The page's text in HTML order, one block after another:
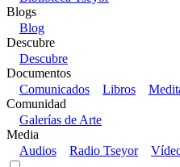
Blogs
Blog
Descubre
Descubre
Documentos
Comunicados
Libros
Comunidad
Galerías de Arte
Media
Audios
Radio Tseyor